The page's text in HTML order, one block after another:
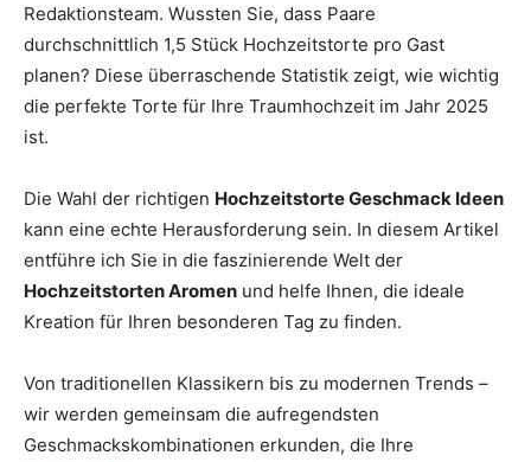
das
Hochzeit
Redaktionsteam. Wussten Sie, dass Paare
durchschnittlich 1,5 Stück Hochzeitstorte pro Gast
planen? Diese überraschende Statistik zeigt, wie wichtig
die perfekte Torte für Ihre Traumhochzeit im Jahr 2025
ist.
Die Wahl der richtigen Hochzeitstorte Geschmack Ideen
kann eine echte Herausforderung sein. In diesem Artikel
entführe ich Sie in die faszinierende Welt der
Hochzeitstorten Aromen und helfe Ihnen, die ideale
Kreation für Ihren besonderen Tag zu finden.
Von traditionellen Klassikern bis zu modernen Trends –
wir werden gemeinsam die aufregendsten
Geschmackskombinationen erkunden, die Ihre